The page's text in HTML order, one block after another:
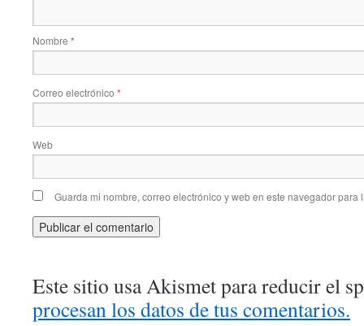
Nombre *
Correo electrónico *
Web
Guarda mi nombre, correo electrónico y web en este navegador para
Este sitio usa Akismet para reducir el
procesan los datos de tus comentarios.